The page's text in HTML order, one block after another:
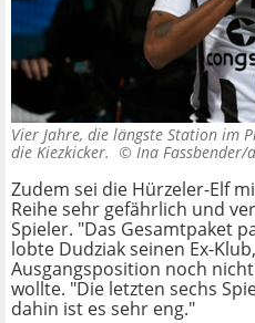
Vier Jahre, die längste Station im
die Kiezkicker. © Ina Fassbender/
Zudem sei die Hürzeler-Elf
Reihe sehr gefährlich und
Spieler. "Das Gesamtpaket
lobte Dudziak seinen Ex-
Ausgangsposition noch
wollte. "Die letzten sechs
dahin ist es sehr eng."